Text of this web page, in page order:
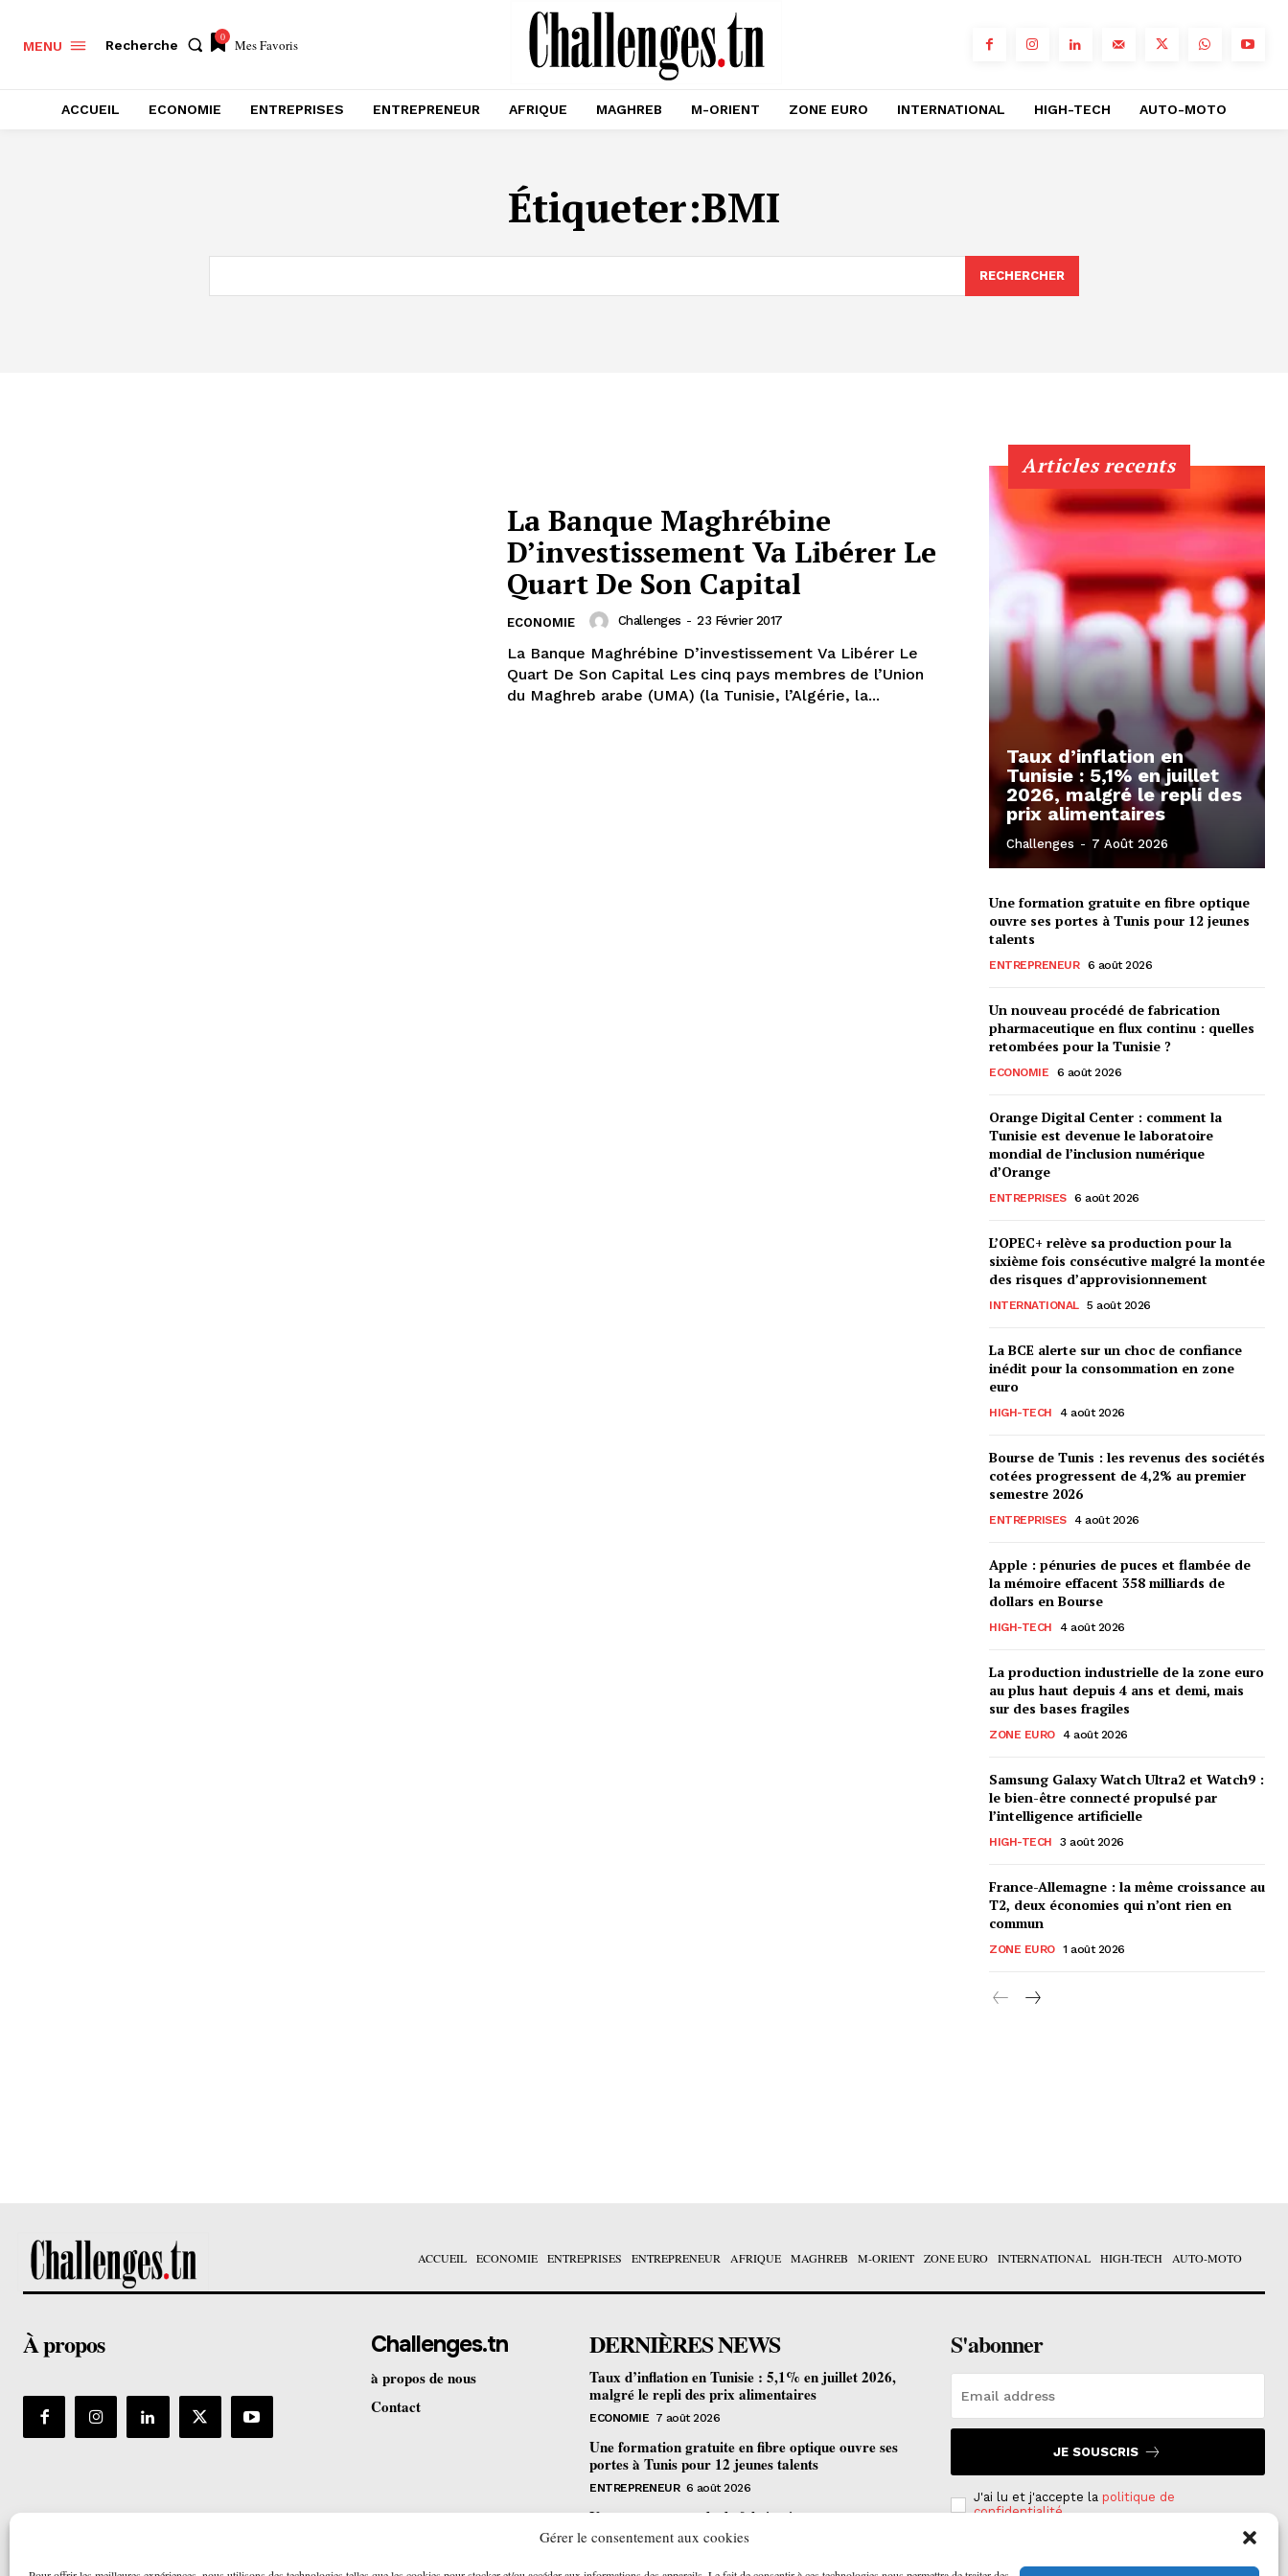
Gérer le consentement aux cookies
MENU Recherche
0 Mes Favoris
ACCUEIL ECONOMIE ENTREPRISES ENTREPRENEUR AFRIQUE MAGHREB M-ORIENT ZONE EURO INTERNATIONAL HIGH-TECH AUTO-MOTO
Étiqueter:BMI
RECHERCHER
La Banque Maghrébine
D’investissement Va Libérer Le
Quart De Son Capital
ECONOMIE Challenges - 23 Février 2017
La Banque Maghrébine D’investissement Va Libérer Le
Quart De Son Capital Les cinq pays membres de l’Union
du Maghreb arabe (UMA) (la Tunisie, l’Algérie, la...
Articles recents
Taux d’inflation en
Tunisie : 5,1% en juillet
2026, malgré le repli des
prix alimentaires
Challenges - 7 Août 2026
Une formation gratuite en fibre optique
ouvre ses portes à Tunis pour 12 jeunes
talents
ENTREPRENEUR 6 août 2026
Un nouveau procédé de fabrication
pharmaceutique en flux continu : quelles
retombées pour la Tunisie ?
ECONOMIE 6 août 2026
Orange Digital Center : comment la
Tunisie est devenue le laboratoire
mondial de l’inclusion numérique
d’Orange
ENTREPRISES 6 août 2026
L’OPEC+ relève sa production pour la
sixième fois consécutive malgré la montée
des risques d’approvisionnement
INTERNATIONAL 5 août 2026
La BCE alerte sur un choc de confiance
inédit pour la consommation en zone
euro
HIGH-TECH 4 août 2026
Bourse de Tunis : les revenus des sociétés
cotées progressent de 4,2% au premier
semestre 2026
ENTREPRISES 4 août 2026
Apple : pénuries de puces et flambée de
la mémoire effacent 358 milliards de
dollars en Bourse
HIGH-TECH 4 août 2026
La production industrielle de la zone euro
au plus haut depuis 4 ans et demi, mais
sur des bases fragiles
ZONE EURO 4 août 2026
Samsung Galaxy Watch Ultra2 et Watch9 :
le bien-être connecté propulsé par
l’intelligence artificielle
HIGH-TECH 3 août 2026
France-Allemagne : la même croissance au
T2, deux économies qui n’ont rien en
commun
ZONE EURO 1 août 2026
ACCUEIL ECONOMIE ENTREPRISES ENTREPRENEUR AFRIQUE MAGHREB M-ORIENT ZONE EURO INTERNATIONAL HIGH-TECH AUTO-MOTO
À propos Challenges.tn
à propos de nous
Contact
DERNIÈRES NEWS
Taux d’inflation en Tunisie : 5,1% en juillet 2026,
malgré le repli des prix alimentaires
ECONOMIE 7 août 2026
Une formation gratuite en fibre optique ouvre ses
portes à Tunis pour 12 jeunes talents
ENTREPRENEUR 6 août 2026
Un nouveau procédé de fabrication
pharmaceutique en flux continu : quelles
S'abonner
JE SOUSCRIS
J'ai lu et j'accepte la politique de
confidentialité.